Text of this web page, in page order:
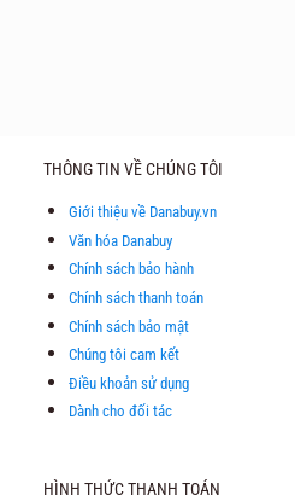
THÔNG TIN VỀ CHÚNG TÔI
Giới thiệu về Danabuy.vn
Văn hóa Danabuy
Chính sách bảo hành
Chính sách thanh toán
Chính sách bảo mật
Chúng tôi cam kết
Điều khoản sử dụng
Dành cho đối tác
HÌNH THỨC THANH TOÁN